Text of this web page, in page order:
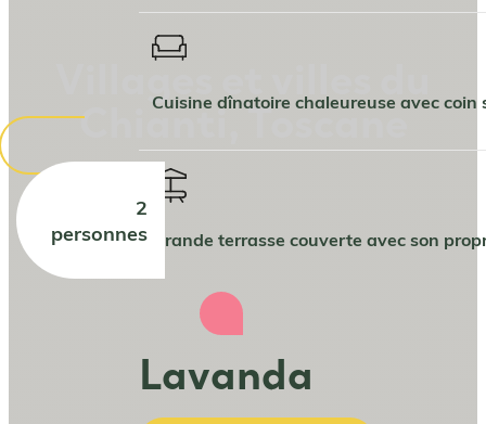
2
personnes
Cuisine dînatoire chaleureuse avec coin
Grande terrasse couverte avec son
Lavanda
Villages et villes du
Chianti, Toscane